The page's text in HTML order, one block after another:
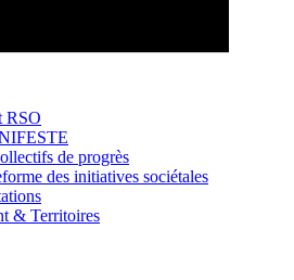
RSO
de progrès
des initiatives sociétales
& Territoires